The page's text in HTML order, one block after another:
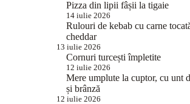
Pizza din lipii fâșii la tigaie
14 iulie 2026
Rulouri de kebab cu carne
cheddar
13 iulie 2026
Cornuri turcești împletite
12 iulie 2026
Mere umplute la cuptor, cu unt
și brânză
12 iulie 2026